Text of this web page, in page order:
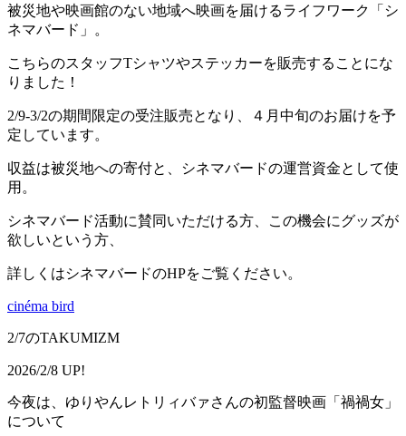
被災地や映画館のない地域へ映画を届けるライフワーク「シ
ネマバード」。
こちらのスタッフTシャツやステッカーを販売することにな
りました！
2/9-3/2の期間限定の受注販売となり、４月中旬のお届けを予
定しています。
収益は被災地への寄付と、シネマバードの運営資金として使
用。
シネマバード活動に賛同いただける方、この機会にグッズが
欲しいという方、
詳しくはシネマバードのHPをご覧ください。
cinéma bird
2/7のTAKUMIZM
2026/2/8 UP!
今夜は、ゆりやんレトリィバァさんの初監督映画「禍禍女」
について